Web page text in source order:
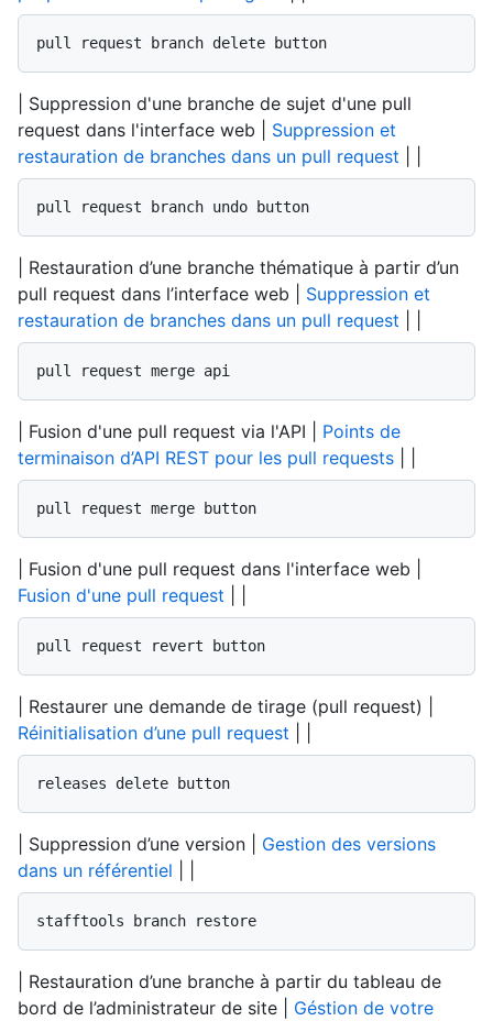
pull request branch delete button
| Suppression d'une branche de sujet d'une pull
request dans l'interface web | Suppression et
restauration de branches dans un pull request
pull request branch undo button
| Restauration d’une branche thématique à partir d’un
pull request dans l’interface web | Suppression et
restauration de branches dans un pull request
pull request merge api
| Fusion d'une pull request via l'API | Points de
terminaison d’API REST pour les pull requests
pull request merge button
| Fusion d'une pull request dans l'interface web |
Fusion d'une pull request
pull request revert button
| Restaurer une demande de tirage (pull request) |
Réinitialisation d’une pull request
releases delete button
| Suppression d’une version | Gestion des versions
dans un référentiel
stafftools branch restore
| Restauration d’une branche à partir du tableau de
bord de l’administrateur de site | Géstion de votre